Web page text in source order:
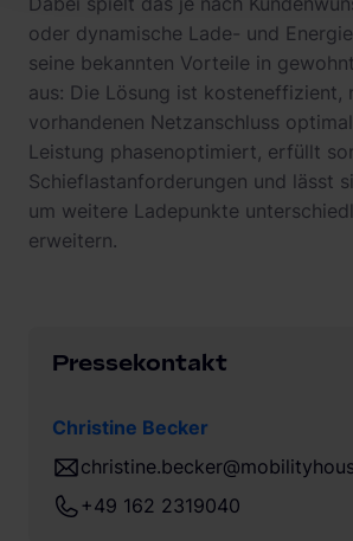
oder dynamische Lade- und
seine bekannten Vorteile in
aus: Die Lösung ist kosteneffizient,
vorhandenen Netzanschluss
Leistung phasenoptimiert, erfüllt
Schieflastanforderungen und lässt
um weitere Ladepunkte
erweitern.
Pressekontakt
Christine Becker
+49 162 2319040